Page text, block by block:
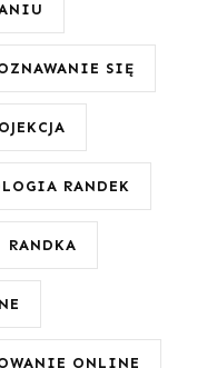
SIĘ
RANDEK
RANDKA
ONLINE